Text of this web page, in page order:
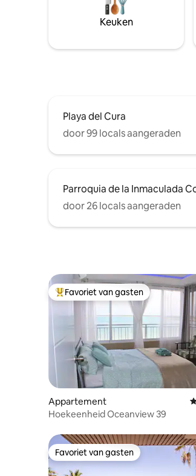
zonsondergang. Ideaal voor koppels:
ochtendkoffie met uitzicht,
de open hemel.
Keuken
Playa del Cura
door 99 locals aangeraden
Parroquia de la Inmaculada
door 26 locals aangeraden
Topfavoriet van gasten
Favoriet van gasten
Appartement
Hoekeenheid Oceanview 39
Favoriet van gasten
Favoriet van gasten